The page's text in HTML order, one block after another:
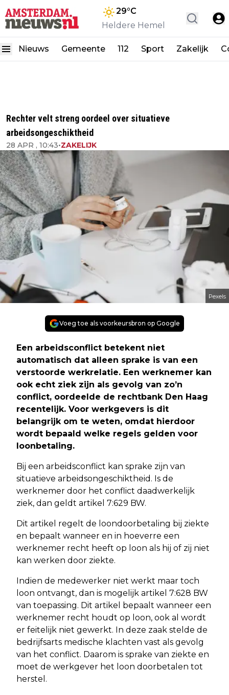
29°C
Heldere Hemel
Nieuws Gemeente 112 Sport Zakelijk
Rechter velt streng oordeel over situatieve
arbeidsongeschiktheid
28 APR , 10:43•ZAKELIJK
Pexels
Voeg toe als voorkeursbron op Google
Een arbeidsconflict betekent niet
automatisch dat alleen sprake is van een
verstoorde werkrelatie. Een werknemer kan
ook echt ziek zijn als gevolg van zo’n
conflict, oordeelde de rechtbank Den Haag
recentelijk. Voor werkgevers is dit
belangrijk om te weten, omdat hierdoor
wordt bepaald welke regels gelden voor
loonbetaling.
Bij een arbeidsconflict kan sprake zijn van
situatieve arbeidsongeschiktheid. Is de
werknemer door het conflict daadwerkelijk
ziek, dan geldt artikel 7:629 BW.
Dit artikel regelt de loondoorbetaling bij ziekte
en bepaalt wanneer en in hoeverre een
werknemer recht heeft op loon als hij of zij niet
kan werken door ziekte.
Indien de medewerker niet werkt maar toch
loon ontvangt, dan is mogelijk artikel 7:628 BW
van toepassing. Dit artikel bepaalt wanneer een
werknemer recht houdt op loon, ook al wordt
er feitelijk niet gewerkt. In deze zaak stelde de
bedrijfsarts medische klachten vast als gevolg
van het conflict. Daarom is sprake van ziekte en
moet de werkgever het loon doorbetalen tot
herstel.